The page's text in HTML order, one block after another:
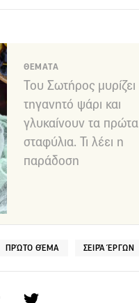
ΘΕΜΑΤΑ
Του Σωτήρος μυρίζει
τηγανητό ψάρι και
γλυκαίνουν τα πρώτα
σταφύλια. Τι λέει η
παράδοση
ΠΡΏΤΟ ΘΈΜΑ ΣΕΙΡΆ ΈΡΓΩΝ